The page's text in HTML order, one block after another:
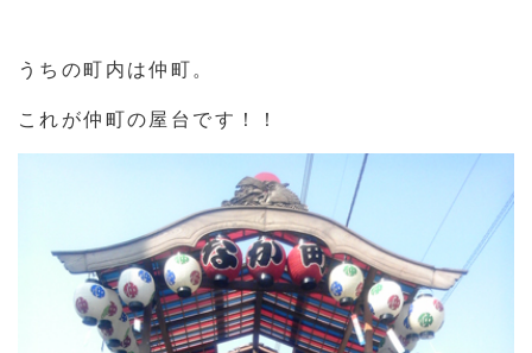
うちの町内は仲町。
これが仲町の屋台です！！